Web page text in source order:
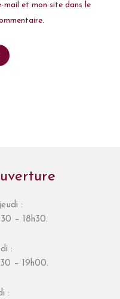
mail et mon site dans le
:
– 18h30.
:
– 19h00.
: